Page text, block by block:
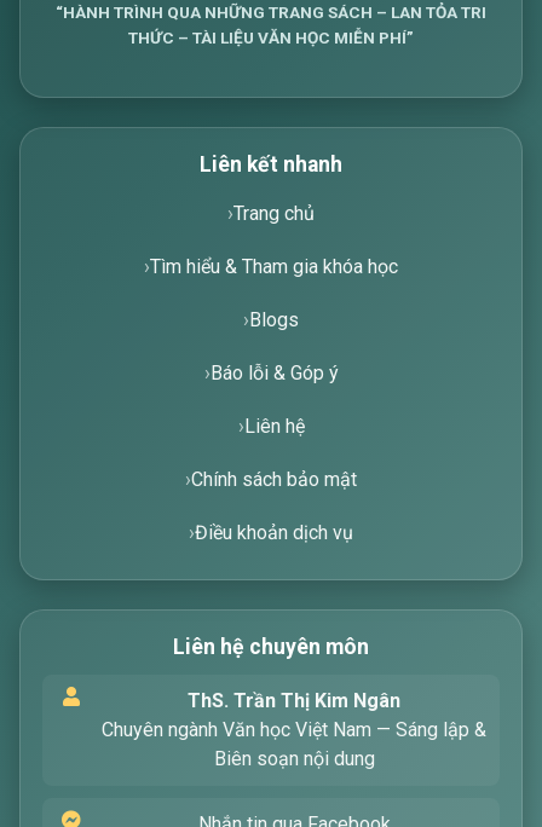
tìm kiếm các bài viết về văn học. Hãy nhập từ
khóa mà bạn quan tâm, tôi sẽ giúp bạn ngay
“HÀNH TRÌNH QUA NHỮNG TRANG SÁCH – LAN TỎA TRI
THỨC – TÀI LIỆU VĂN HỌC MIỄN PHÍ”
Liên kết nhanh
Trang chủ
Tìm hiểu & Tham gia khóa học
Blogs
Báo lỗi & Góp ý
Liên hệ
Chính sách bảo mật
Điều khoản dịch vụ
Liên hệ chuyên môn
ThS. Trần Thị Kim Ngân
Chuyên ngành Văn học Việt Nam — Sáng lập &
Biên soạn nội dung